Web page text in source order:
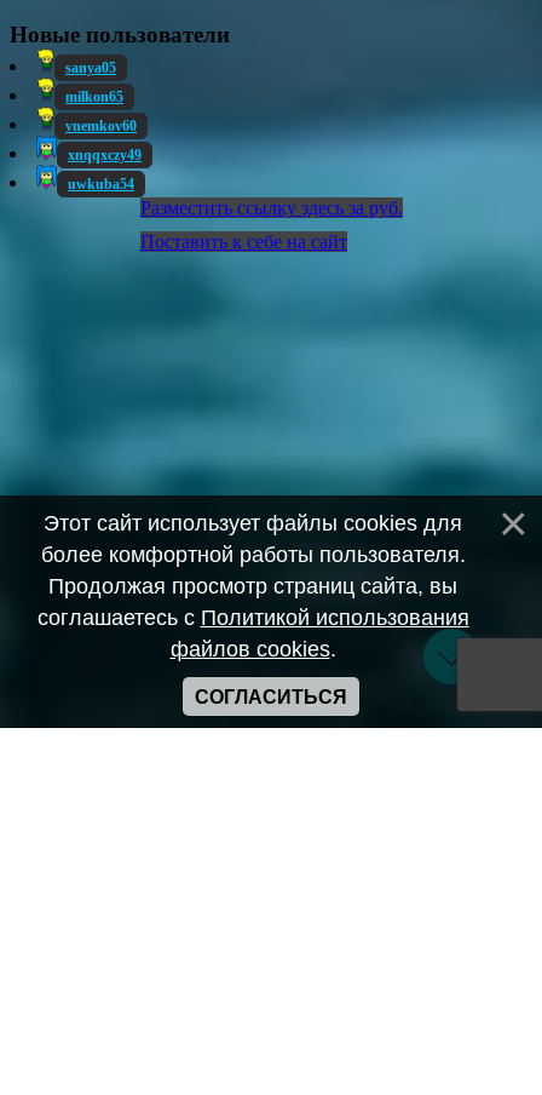
Новые пользователи
sanya05
milkon65
vnemkov60
xnqqxczy49
uwkuba54
Разместить ссылку здесь за руб.
Поставить к себе на сайт
Этот сайт использует файлы cookies для
более комфортной работы пользователя.
Продолжая просмотр страниц сайта, вы
соглашаетесь с Политикой использования
файлов cookies.
СОГЛАСИТЬСЯ